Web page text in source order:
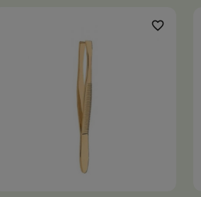
favorite_border